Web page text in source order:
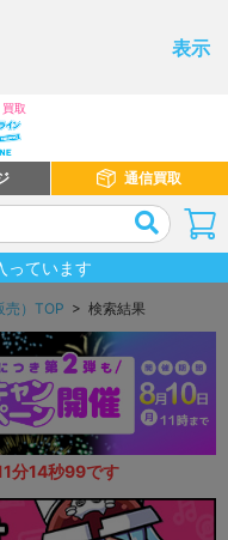
表示
取
通信買取
っています
売）TOP > 検索結果
分13秒51です